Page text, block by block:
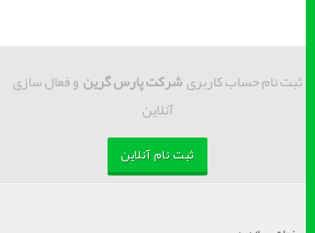
ثبت نام حساب کاربریشرکت پارس گرینو فعال سازی
آنلاین
ثبت نام آنلاین